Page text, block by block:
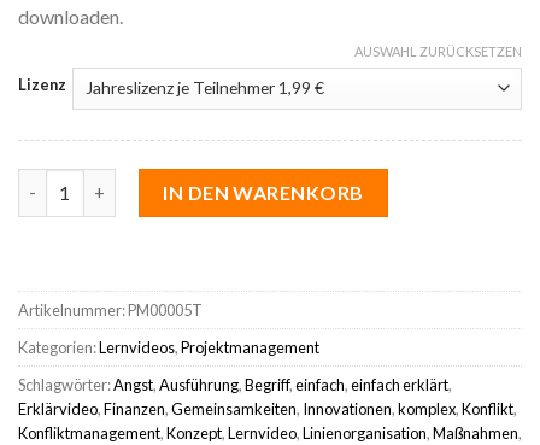
downloaden.
Lizenz
AUSWAHL ZURÜCKSETZEN
IN DEN WARENKORB
Artikelnummer:PM00005T
Kategorien:Lernvideos,Projektmanagement
Schlagwörter:Angst,Ausführung,Begriff,einfach,einfach erklärt,
Erklärvideo,Finanzen,Gemeinsamkeiten, Innovationen,komplex,Konflikt,
Konfliktmanagement,Konzept,Lernvideo,Linienorganisation,Maßnahmen,